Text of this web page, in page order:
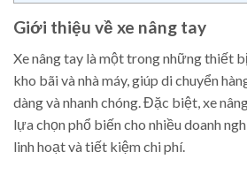
Giới thiệu về xe nâng tay
Xe nâng tay là một trong những thiết
kho bãi và nhà máy, giúp di chuyển
dàng và nhanh chóng. Đặc biệt, xe
lựa chọn phổ biến cho nhiều doanh
linh hoạt và tiết kiệm chi phí.